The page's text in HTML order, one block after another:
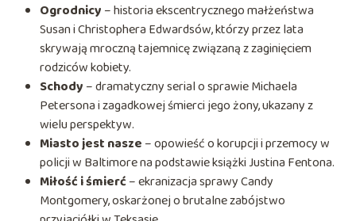
Ogrodnicy – historia ekscentrycznego małżeństwa
Susan i Christophera Edwardsów, którzy przez lata
skrywają mroczną tajemnicę związaną z zaginięciem
rodziców kobiety.
Schody – dramatyczny serial o sprawie Michaela
Petersona i zagadkowej śmierci jego żony, ukazany z
wielu perspektyw.
Miasto jest nasze – opowieść o korupcji i przemocy w
policji w Baltimore na podstawie książki Justina Fentona.
Miłość i śmierć – ekranizacja sprawy Candy
Montgomery, oskarżonej o brutalne zabójstwo